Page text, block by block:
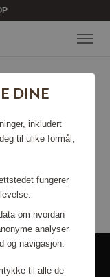
DINE
inkludert
til ulike formål,
fungerer
om hvordan
analyser
og navigasjon.
til alle de